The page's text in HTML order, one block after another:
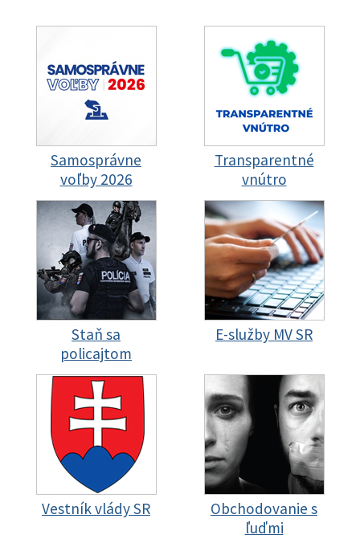
Samosprávne
voľby 2026
Transparentné
vnútro
Staň sa
policajtom
E-služby MV SR
Vestník vlády SR
Obchodovanie s
ľuďmi